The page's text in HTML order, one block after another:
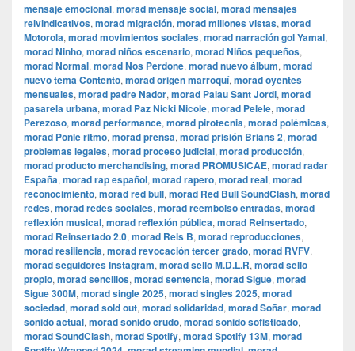
mensaje emocional, morad mensaje social, morad mensajes
reivindicativos, morad migración, morad millones vistas, morad
Motorola, morad movimientos sociales, morad narración gol Yamal,
morad Ninho, morad niños escenario, morad Niños pequeños,
morad Normal, morad Nos Perdone, morad nuevo álbum, morad
nuevo tema Contento, morad origen marroquí, morad oyentes
mensuales, morad padre Nador, morad Palau Sant Jordi, morad
pasarela urbana, morad Paz Nicki Nicole, morad Pelele, morad
Perezoso, morad performance, morad pirotecnia, morad polémicas,
morad Ponle ritmo, morad prensa, morad prisión Brians 2, morad
problemas legales, morad proceso judicial, morad producción,
morad producto merchandising, morad PROMUSICAE, morad radar
España, morad rap español, morad rapero, morad real, morad
reconocimiento, morad red bull, morad Red Bull SoundClash, morad
redes, morad redes sociales, morad reembolso entradas, morad
reflexión musical, morad reflexión pública, morad Reinsertado,
morad Reinsertado 2.0, morad Rels B, morad reproducciones,
morad resiliencia, morad revocación tercer grado, morad RVFV,
morad seguidores Instagram, morad sello M.D.L.R, morad sello
propio, morad sencillos, morad sentencia, morad Sigue, morad
Sigue 300M, morad single 2025, morad singles 2025, morad
sociedad, morad sold out, morad solidaridad, morad Soñar, morad
sonido actual, morad sonido crudo, morad sonido sofisticado,
morad SoundClash, morad Spotify, morad Spotify 13M, morad